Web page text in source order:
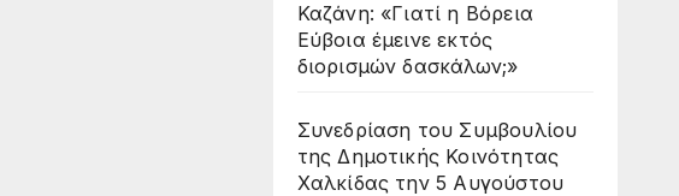
Καζάνη: «Γιατί η Βόρεια
Εύβοια έμεινε εκτός
διορισμών δασκάλων;»
Συνεδρίαση του Συμβουλίου
της Δημοτικής Κοινότητας
Χαλκίδας την 5 Αυγούστου